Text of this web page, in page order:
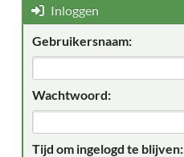
Inloggen
Gebruikersnaam:
Wachtwoord:
Tijd om ingelogd te blijven: